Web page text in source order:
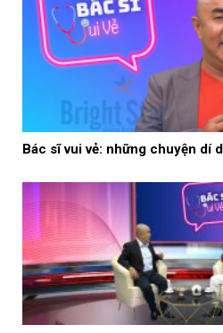
Bác sĩ vui vẻ: những chuyện dí